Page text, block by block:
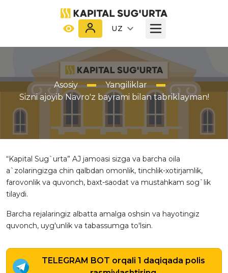
UZ
Asosiy
Yangiliklar
Sizni ajoyib Navro'z bayrami bilan tabriklayman!
“Kapital Sug`urta” AJ jamoasi sizga va barcha oila
a`zolaringizga chin qalbdan omonlik, tinchlik-xotirjamlik,
farovonlik va quvonch, baxt-saodat va mustahkam sog`lik
tilaydi.
Barcha rejalaringiz albatta amalga oshsin va hayotingiz
quvonch, uyg'unlik va tabassumga to'lsin.
TELEGRAM BOT orqali 1 daqiqada polis